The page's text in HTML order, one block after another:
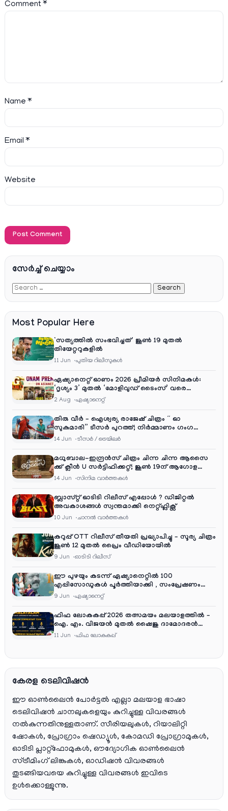
Comment*
Name*
Email*
Website
സേര്‍ച്ച്‌ ചെയ്യാം
Most Popular Here
‘സത്യത്തിൽ സംഭവിച്ചത്’ ജൂൺ 19 മുതൽ
തിയേറ്ററുകളിൽ
11 Jun പുതിയ റിലീസുകള്‍
ഏഷ്യാനെറ്റ് ഓണം 2026 പ്രീമിയർ സിനിമകൾ:
‘ദൃശ്യം 3’ മുതൽ ‘മോളിവുഡ് ടൈംസ്’ വരെ
ആഘോഷ വിരുന്ന്
2 Aug ഏഷ്യാനെറ്റ്‌
തിരു വീർ – ഐശ്വര്യ രാജേഷ് ചിത്രം ” ഓ
സുകുമാരി” ടീസർ പുറത്ത്; നിർമ്മാണം ഗംഗ
എന്റർടൈൻമെന്റ്‌സ്
14 Jun ടീസര്‍ / ട്രെയിലര്‍
മധുബാല-ഇന്ദ്രൻസ് ചിത്രം ചിന്ന ചിന്ന ആസൈ
ക്ക് ക്ലീൻ U സർട്ടിഫിക്കറ്റ്; ജൂൺ 19ന് ആഗോള
റിലീസ്
14 Jun സിനിമ വാര്‍ത്തകള്‍
ബ്ലാസ്റ്റ് ഓടിടി റിലീസ് എപ്പോൾ ? ഡിജിറ്റൽ
അവകാശങ്ങൾ സ്വന്തമാക്കി നെറ്റ്ഫ്ലിക്സ്
10 Jun ചാനല്‍ വാര്‍ത്തകള്‍
കറുപ്പ് OTT റിലീസ് തീയതി പ്രഖ്യാപിച്ചു – സൂര്യ ചിത്രം
ജൂൺ 12 മുതൽ പ്രൈം വീഡിയോയിൽ
9 Jun ഓടിടി റിലീസ്
ഈ പുഴയും കടന്ന് ഏഷ്യാനെറ്റിൽ 100
എപ്പിസോഡുകൾ പൂർത്തിയാക്കി , സംപ്രേഷണം
തിങ്കൾ മുതൽ വെള്ളി വരെ രാത്രി 9:30 ന്
9 Jun ഏഷ്യാനെറ്റ്‌
ഫിഫ ലോകകപ്പ് 2026 തത്സമയം മലയാളത്തിൽ –
ഐ. എം. വിജയൻ മുതൽ ഷൈജു ദാമോദരൻ
വരെ കമന്ററി സംഘത്തിൽ
11 Jun ഫിഫ ലോകകപ്പ്
കേരള ടെലിവിഷൻ
ഈ ഓൺലൈൻ പോർട്ടൽ എല്ലാ മലയാള ഭാഷാ
ടെലിവിഷൻ ചാനലുകളെയും കുറിച്ചുള്ള വിവരങ്ങൾ
നൽകുന്നതിനുള്ളതാണ്. സീരിയലുകൾ, റിയാലിറ്റി
ഷോകൾ, പ്രോഗ്രാം ഷെഡ്യൂൾ, കോമഡി പ്രോഗ്രാമുകൾ,
ഓടിടി പ്ലാറ്റ്‌ഫോമുകൾ, ഔദ്യോഗിക ഓൺലൈൻ
സ്ട്രീമിംഗ് ലിങ്കുകൾ, ഓഡിഷൻ വിവരങ്ങൾ
തുടങ്ങിയവയെ കുറിച്ചുള്ള വിവരങ്ങൾ ഇവിടെ
ഉൾക്കൊള്ളുന്നു.